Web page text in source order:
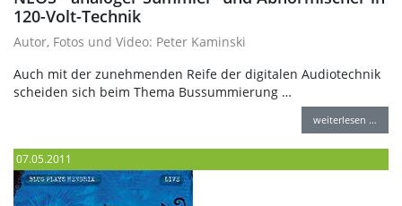
120-Volt-Technik
Autor, Fotos und Video: Peter Kaminski
Auch mit der zunehmenden Reife der digitalen Audiotechnik
scheiden sich beim Thema Bussummierung …
weiterlesen …
07.05.2011